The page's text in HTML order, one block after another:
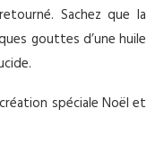
Sachez que la
gouttes d’une huile
spéciale Noël et